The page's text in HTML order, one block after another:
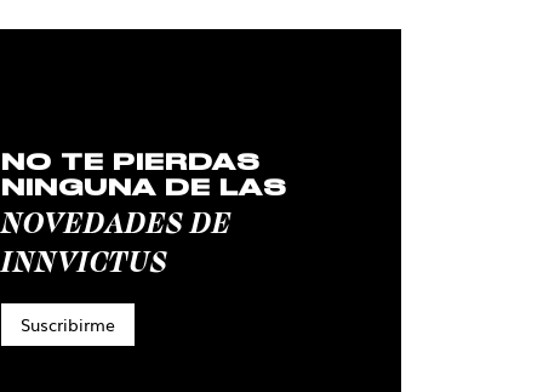
NO TE PIERDAS
NINGUNA DE LAS
NOVEDADES DE
INNVICTUS
Suscribirme